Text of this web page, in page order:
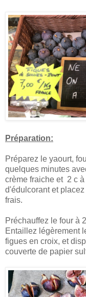
Préparation:
Préparez le yaourt,
quelques minutes
crème fraiche et 2 c à
d'édulcorant et placez
frais.
Préchauffez le four à
Entaillez légèrement
figues en croix, et
couverte de papier